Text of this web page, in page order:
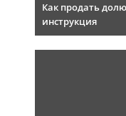
Как продать
инструкция